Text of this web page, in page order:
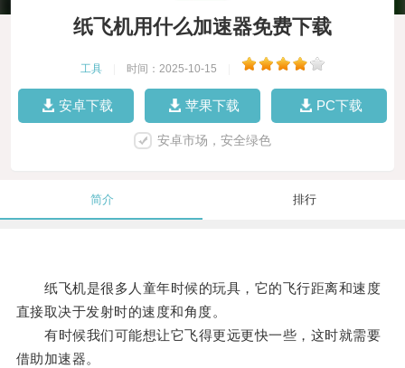
纸飞机用什么加速器免费下载
工具 时间：2025-10-15
安卓下载 苹果下载 PC下载
安卓市场，安全绿色
简介 排行
纸飞机是很多人童年时候的玩具，它的飞行距离和速度
直接取决于发射时的速度和角度。
有时候我们可能想让它飞得更远更快一些，这时就需要
借助加速器。